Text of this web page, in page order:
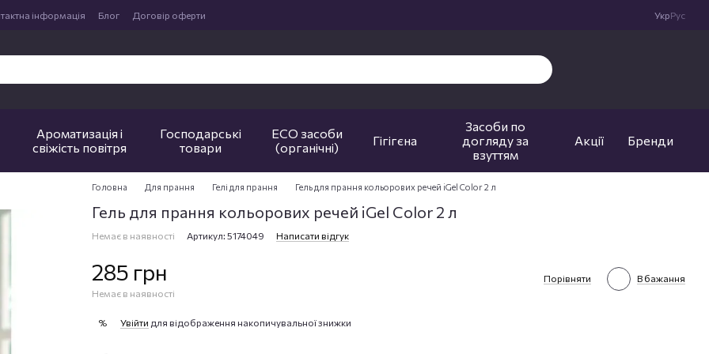
інформація Блог Договір оферти УкрРус
Ароматизація і
свіжість повітря
Господарські
товари
ECO засоби
(органічні)
Гігігєна
Засоби по
догляду за
взуттям
Акції Бренди
Головна Для прання Гелі для прання Гель для прання кольорових речей iGel Color 2 л
Гель для прання кольорових речей iGel Color 2 л
Немає в наявності Артикул: 5174049 Написати відгук
285 грн
Немає в наявності
Порівняти В бажання
% Увійти для відображення накопичувальної знижки